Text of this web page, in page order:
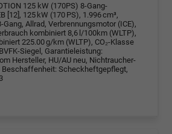
125 kW (170PS) 8-Gang-
[12], 125 kW (170 PS), 1.996 cm³,
Gang, Allrad, Verbrennungsmotor (ICE),
kombiniert 8,6 l/100km (WLTP),
225.00 g/km (WLTP), CO₂-Klasse
Siegel, Garantieleistung:
Hersteller, HU/AU neu, Nichtraucher-
Beschaffenheit: Scheckheftgepflegt,